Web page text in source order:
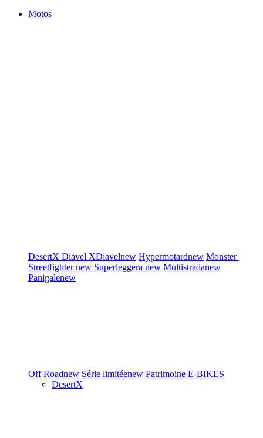
Motos
DesertX Diavel XDiavelnew Hypermotardnew Monster
Streetfighternew Superleggera new Multistradanew
Panigalenew
Off Roadnew Série limitéenew Patrimoine E-BIKES
DesertX